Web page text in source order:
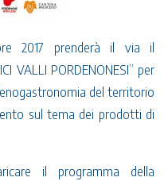
2017 prenderà il via il
VALLI PORDENONESI” per
del territorio
sul tema dei prodotti di
il programma della